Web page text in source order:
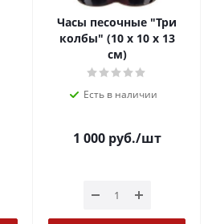
Часы песочные "Три
колбы" (10 х 10 х 13
см)
Есть в наличии
1 000руб./шт